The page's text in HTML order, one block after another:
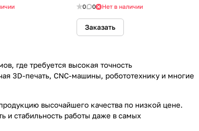
0 0 Нет в наличии
Заказать
где требуется высокая точность
3D-печать, CNC-машины, робототехнику и многие
высочайшего качества по низкой цене.
и стабильность работы даже в самых